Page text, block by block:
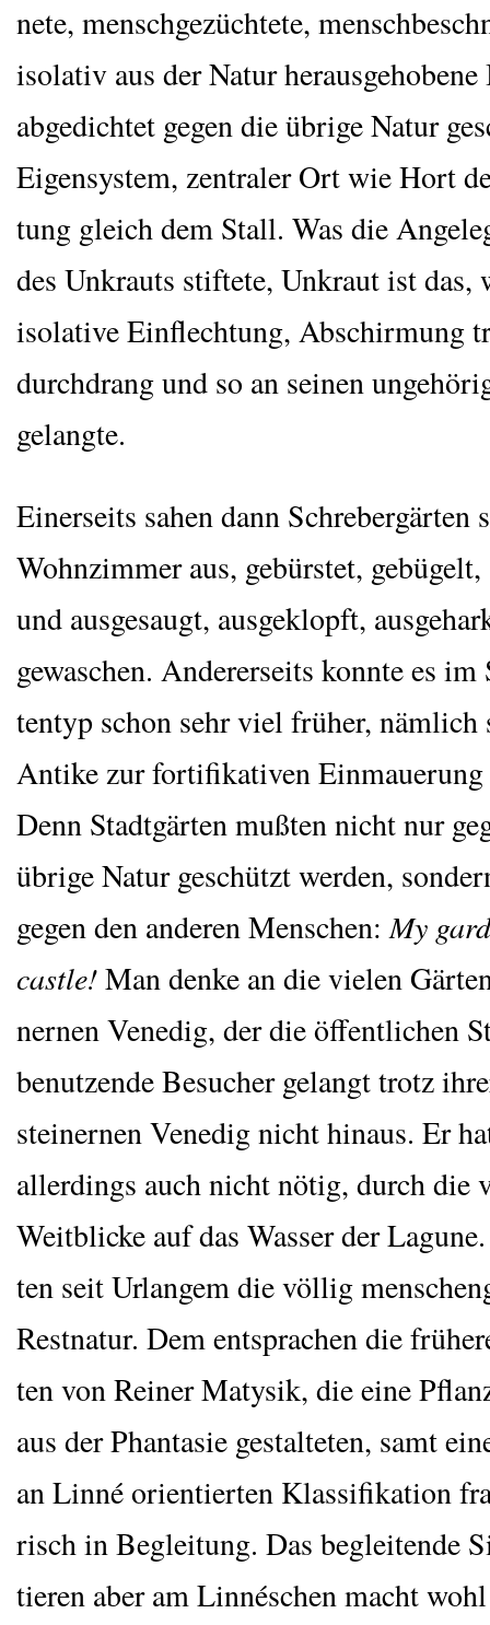
ne­te, mensch­ge­züch­te­te,
iso­la­tiv aus der Natur her­aus­ge­ho­be­ne
abge­dich­tet gegen die übri­ge Natur
Eigen­sys­tem, zen­tra­ler Ort wie Hort
tung gleich dem Stall. Was die
des Unkrauts stif­te­te, Unkraut ist das,
iso­la­ti­ve Ein­flech­tung, Abschir­mung
durch­drang und so an sei­nen
gelangte.
Einer­seits sahen dann Schre­ber­gär­ten
Wohn­zim­mer aus, gebürs­tet, gebü­gelt,
und aus­ge­saugt, aus­ge­klopft,
ge­wa­schen. Ande­rer­seits konn­te es
ten­typ schon sehr viel frü­her, näm­lich
Anti­ke zur for­ti­fi­ka­ti­ven
Denn Stadt­gär­ten muß­ten nicht nur
übri­ge Natur geschützt wer­den,
gegen den ande­ren Men­schen:My
cast­le!Man den­ke an die vie­len
ner­nen Vene­dig, der die öffent­li­chen
benut­zen­de Besu­cher gelangt trotz
stei­ner­nen Vene­dig nicht hin­aus. Er
aller­dings auch nicht nötig, durch die
Weit­bli­cke auf das Was­ser der
ten seit Urlan­gem die völ­lig
Rest­na­tur. Dem ent­spra­chen die
ten von Rei­ner Maty­sik, die eine
aus der Phan­ta­sie gestal­te­ten, samt
an Lin­né ori­en­tier­ten Klas­si­fi­ka­ti­on
risch in Beglei­tung. Das beglei­ten­de
tie­ren aber am Lin­né­schen macht